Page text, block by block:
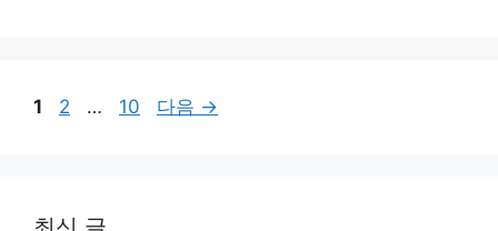
페
1
페
2 …
페
10 다음 →